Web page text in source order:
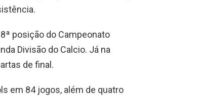
posição do Campeonato
Divisão do Calcio. Já na
de final.
em 84 jogos, além de quatro